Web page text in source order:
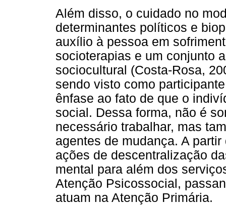
Além disso, o cuidado no
determinantes políticos e
auxílio à pessoa em
socioterapias e um conjunto
sociocultural (Costa-Rosa,
sendo visto como
ênfase ao fato de que o
social. Dessa forma, não é
necessário trabalhar, mas
agentes de mudança. A
ações de descentralização
mental para além dos
Atenção Psicossocial,
atuam na Atenção Primária.